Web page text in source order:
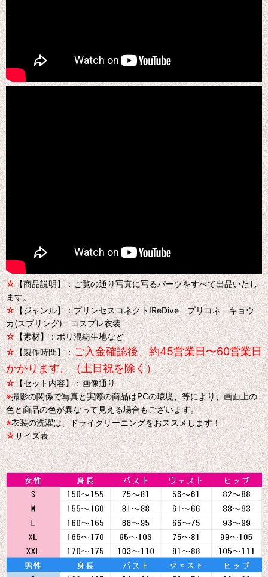
☆【商品説明】：ご覧の通り写真に写るパーツをすべて出品いたし
ます。
☆【ジャンル】：プリンセスコネクト!ReDive プリコネ キョウ
カ(スプリング) コスプレ衣装
☆【素材】：ポリ混紡生地など
☆【製作時間】：ご入金確認後、約45営業日〜60営業日
かかります。（土日祝を除く）
☆【セット内容】：画像通り
※撮影の関係で写真と実際の商品はPCの環境、等により、画面上の
色と商品の色が異なって見える場合もございます。
※衣装の洗濯は、ドライクリーニングをおススメします！
☆サイズ表